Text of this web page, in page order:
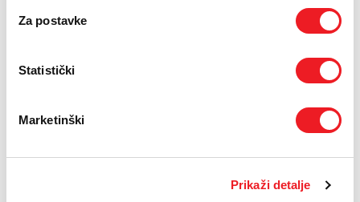
Za postavke
Statistički
Marketinški
Prikaži detalje
IZDVAJAMO IZ PONUDE